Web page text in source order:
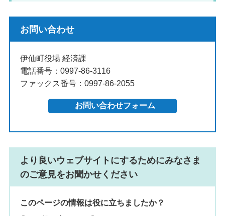
お問い合わせ
伊仙町役場 経済課
電話番号：0997-86-3116
ファックス番号：0997-86-2055
より良いウェブサイトにするためにみなさま
のご意見をお聞かせください
このページの情報は役に立ちましたか？